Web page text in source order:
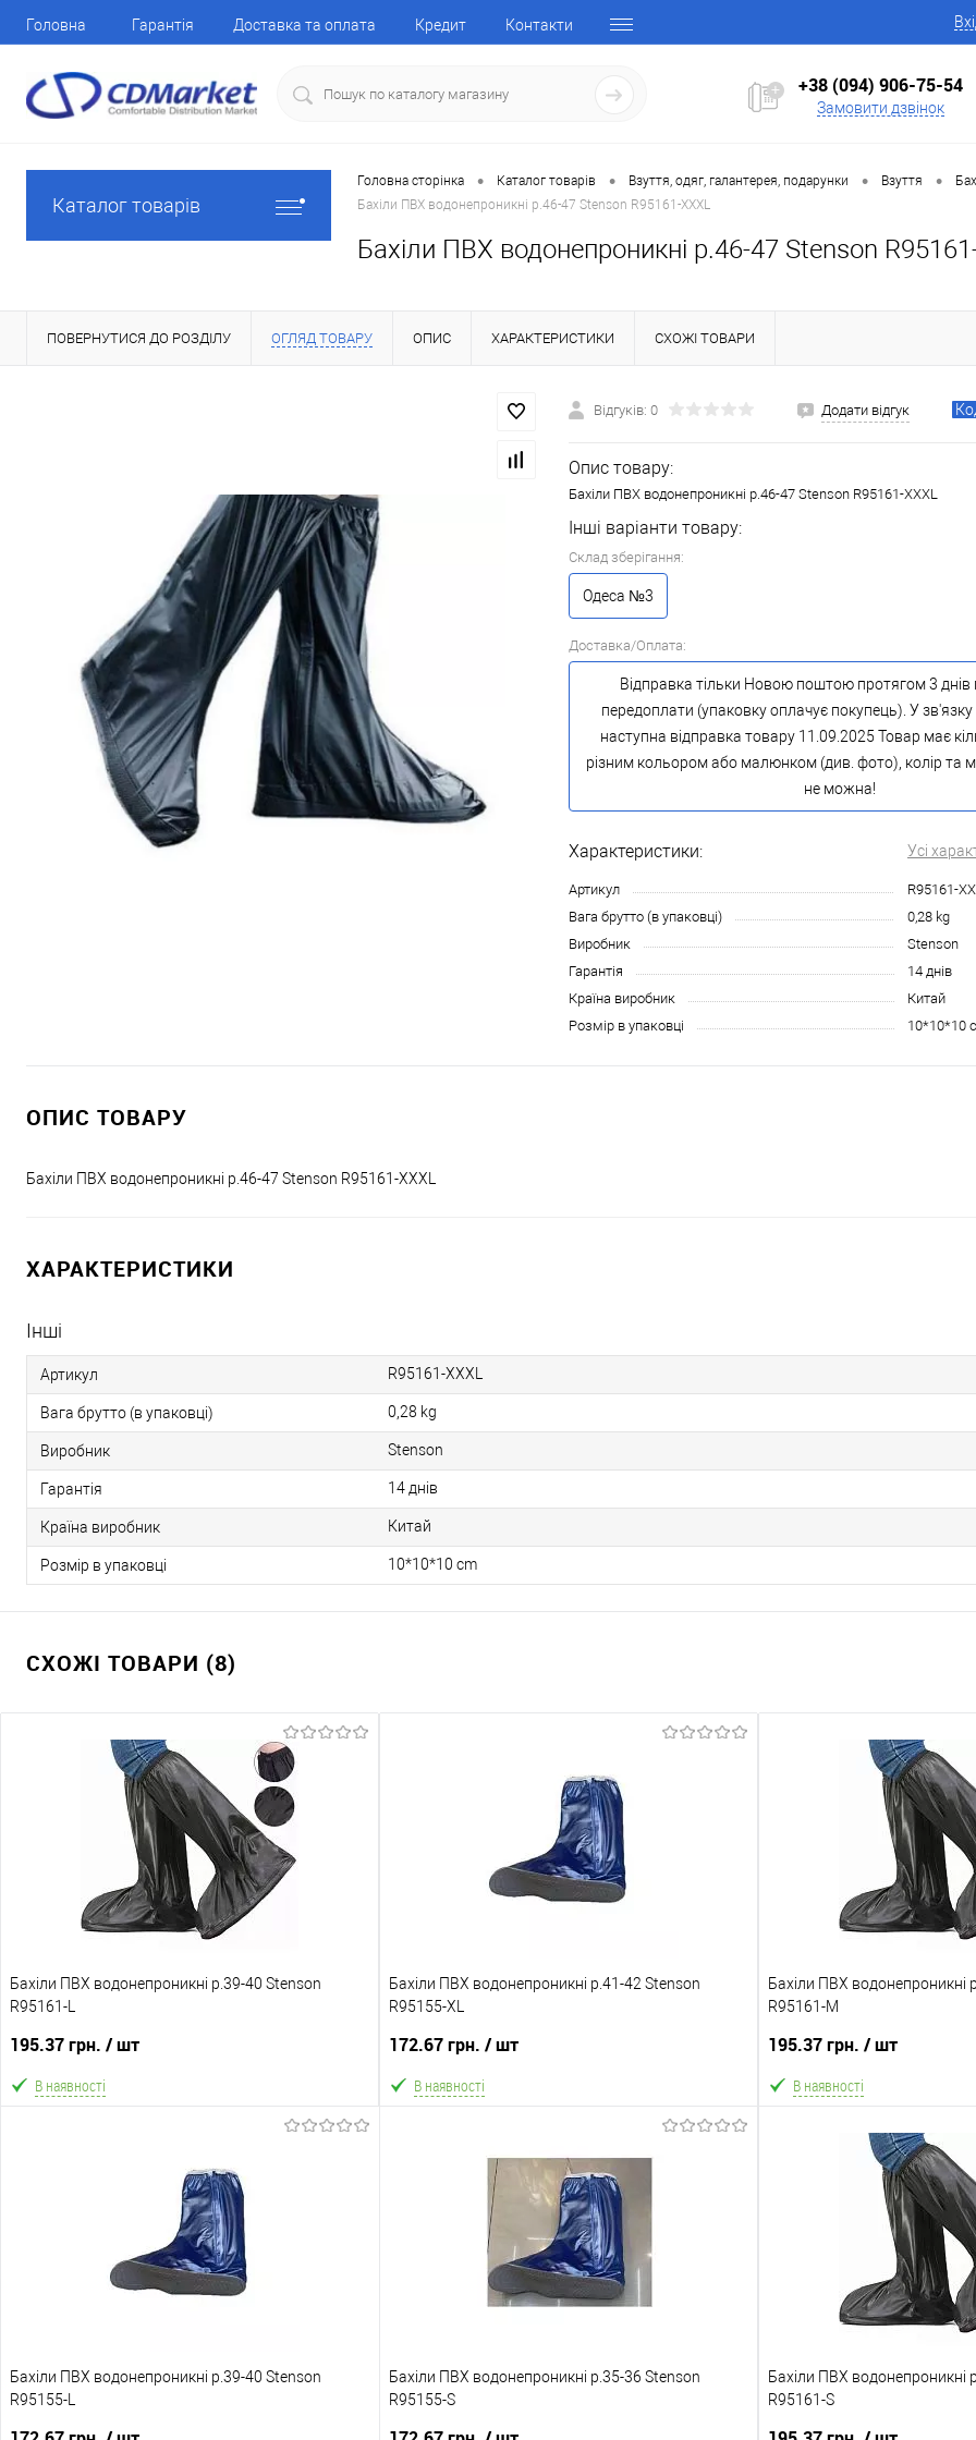
Головна Гарантія Доставка та оплата Кредит Контакти
+38 (094) 906-75-54
Замовити дзвінок
Каталог товарів
Головна сторінка • Каталог товарів • Взуття, одяг, галантерея, подарунки • Взуття •
Бахіли ПВХ водонепроникні р.46-47 Stenson R95161-XXXL
Бахіли ПВХ водонепроникні р.46-47 Stenson
ПОВЕРНУТИСЯ ДО РОЗДІЛУ ОГЛЯД ТОВАРУ ОПИС ХАРАКТЕРИСТИКИ СХОЖІ ТОВАРИ
Відгуків: 0 Додати відгук
Опис товару:
Бахіли ПВХ водонепроникні р.46-47 Stenson R95161-XXXL
Інші варіанти товару:
Склад зберігання:
Одеса №3
Доставка/Оплата:
Відправка тільки Новою поштою протягом 3 днів
передоплати (упаковку оплачує покупець). У зв'язку
наступна відправка товару 11.09.2025 Товар має
різним кольором або малюнком (див. фото), колір та
не можна!
Характеристики: Усі
Артикул
R95161-
Вага брутто (в упаковці)
0,28 kg
Виробник
Stenson
Гарантія
14 днів
Країна виробник
Китай
Розмір в упаковці
10*10*10
ОПИС ТОВАРУ
Бахіли ПВХ водонепроникні р.46-47 Stenson R95161-XXXL
ХАРАКТЕРИСТИКИ
Інші
Артикул R95161-XXXL
Вага брутто (в упаковці) 0,28 kg
Виробник Stenson
Гарантія 14 днів
Країна виробник Китай
Розмір в упаковці 10*10*10 cm
СХОЖІ ТОВАРИ (8)
Бахіли ПВХ водонепроникні р.39-40 Stenson
R95161-L
195.37 грн. / шт
В наявності
Порівняння
Ціну знижено на 10%!
Бахіли ПВХ водонепроникні р.41-42 Stenson
R95155-XL
172.67 грн. / шт
В наявності
В кошик
Порівняння
Склад зберігання
Ціну знижено на 10%!
Бахіли ПВХ водонепроникні
R95161-M
195.37 грн. / шт
В наявності
В
Ціну знижено на 10%!
Бахіли ПВХ водонепроникні р.39-40 Stenson
R95155-L
Бахіли ПВХ водонепроникні р.35-36 Stenson
R95155-S
Бахіли ПВХ водонепроникні
R95161-S